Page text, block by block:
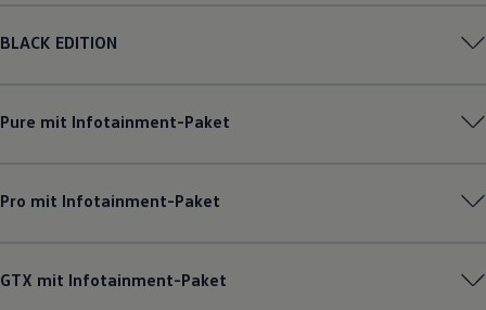
BLACK EDITION
Pure mit Infotainment-Paket
Pro mit Infotainment-Paket
GTX mit Infotainment-Paket